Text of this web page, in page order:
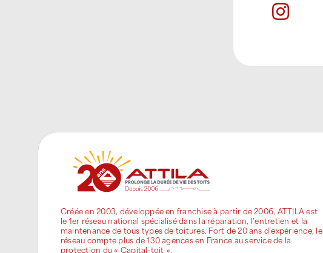
Créée en 2003, développée en franchise à partir de 2006, ATTILA est
le 1er réseau national spécialisé dans la réparation, l’entretien et la
maintenance de tous types de toitures. Fort de 20 ans d’expérience, le
réseau compte plus de 130 agences en France au service de la
protection du « Capital-toit ».